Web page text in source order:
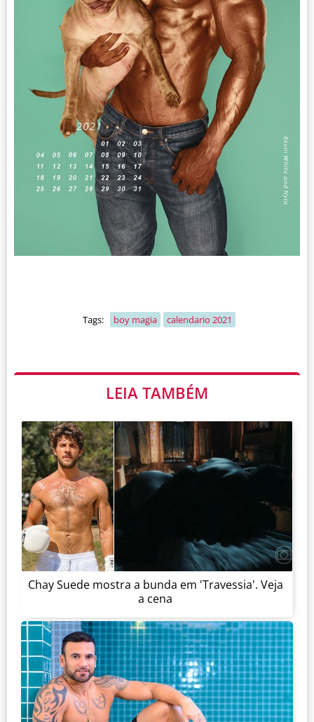
Tags: boy magia calendario 2021
LEIA TAMBÉM
Chay Suede mostra a bunda em 'Travessia'. Veja
a cena